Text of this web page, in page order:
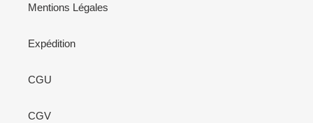
Mentions Légales
Expédition
CGU
CGV